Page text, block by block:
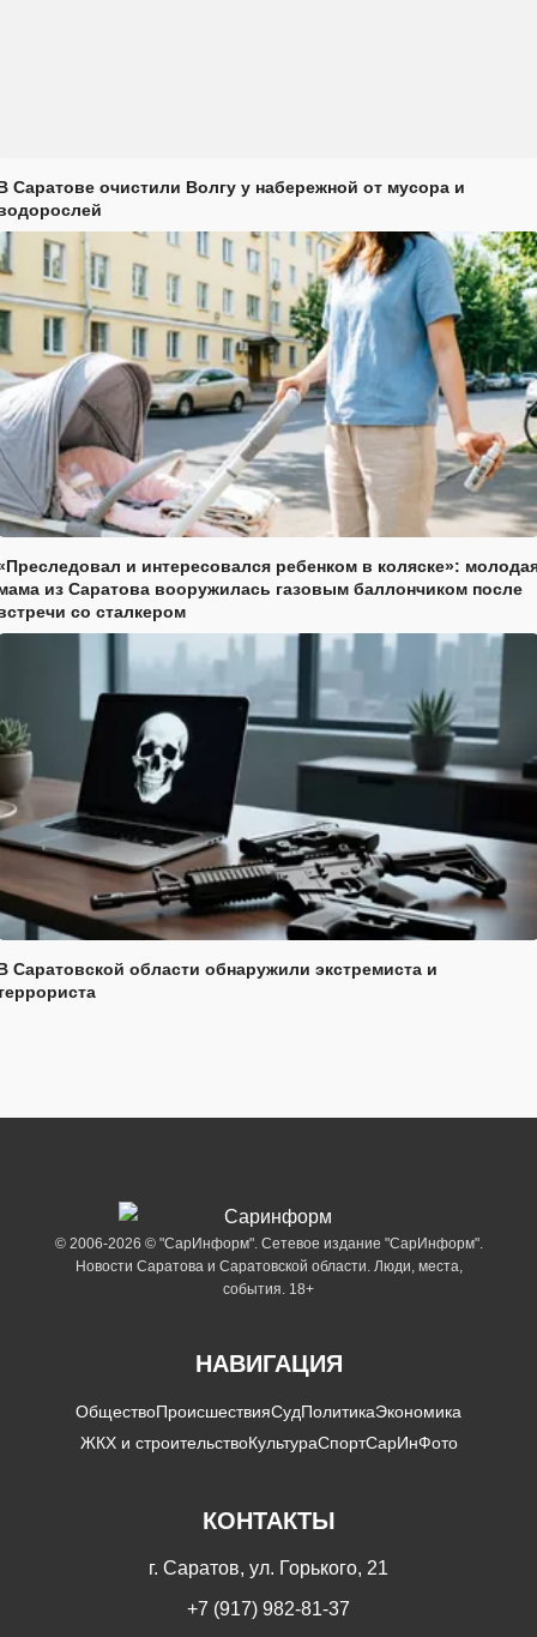
Саратове очистили Волгу у набережной от мусора и
и интересовался ребенком в коляске»:
из Саратова вооружилась газовым баллончиком после
со сталкером
Саратовской области обнаружили экстремиста и
© 2006-2026 © "СарИнформ". Сетевое издание "СарИнформ".
Новости Саратова и Саратовской области. Люди, места,
события. 18+
НАВИГАЦИЯ
ОбществоПроисшествияСудПолитикаЭкономика
ЖКХ и строительствоКультураСпортСарИнФото
КОНТАКТЫ
г. Саратов, ул. Горького, 21
+7 (917) 982-81-37